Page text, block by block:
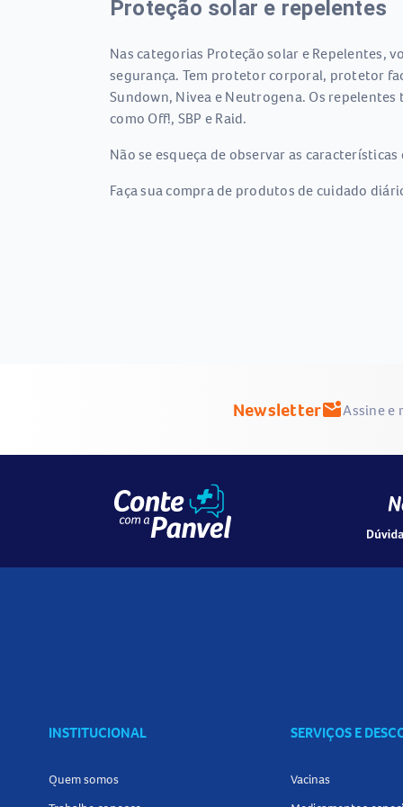
Proteção solar e repelentes
Nas categorias Proteção solar e Repelentes,
segurança. Tem protetor corporal, protetor
Sundown, Nivea e Neutrogena. Os
como Off!, SBP e Raid.
Não se esqueça de observar as
Faça sua compra de produtos de cuidado
Newslettermark_email_unreadAssine e
INSTITUCIONAL
Quem somos
SERVIÇOS E
Vacinas